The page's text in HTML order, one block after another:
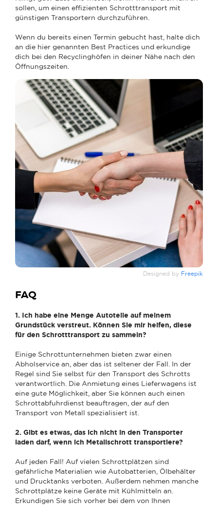
sollen, um einen effizienten Schrotttransport mit
günstigen Transportern durchzuführen.
Wenn du bereits einen Termin gebucht hast, halte dich
an die hier genannten Best Practices und erkundige
dich bei den Recyclinghöfen in deiner Nähe nach den
Öffnungszeiten.
Designed by Freepik
FAQ
1. Ich habe eine Menge Autoteile auf meinem
Grundstück verstreut. Können Sie mir helfen, diese
für den Schrotttransport zu sammeln?
Einige Schrottunternehmen bieten zwar einen
Abholservice an, aber das ist seltener der Fall. In der
Regel sind Sie selbst für den Transport des Schrotts
verantwortlich. Die Anmietung eines Lieferwagens ist
eine gute Möglichkeit, aber Sie können auch einen
Schrottabfuhrdienst beauftragen, der auf den
Transport von Metall spezialisiert ist.
2. Gibt es etwas, das ich nicht in den Transporter
laden darf, wenn ich Metallschrott transportiere?
Auf jeden Fall! Auf vielen Schrottplätzen sind
gefährliche Materialien wie Autobatterien, Ölbehälter
und Drucktanks verboten. Außerdem nehmen manche
Schrottplätze keine Geräte mit Kühlmitteln an.
Erkundigen Sie sich vorher bei dem von Ihnen